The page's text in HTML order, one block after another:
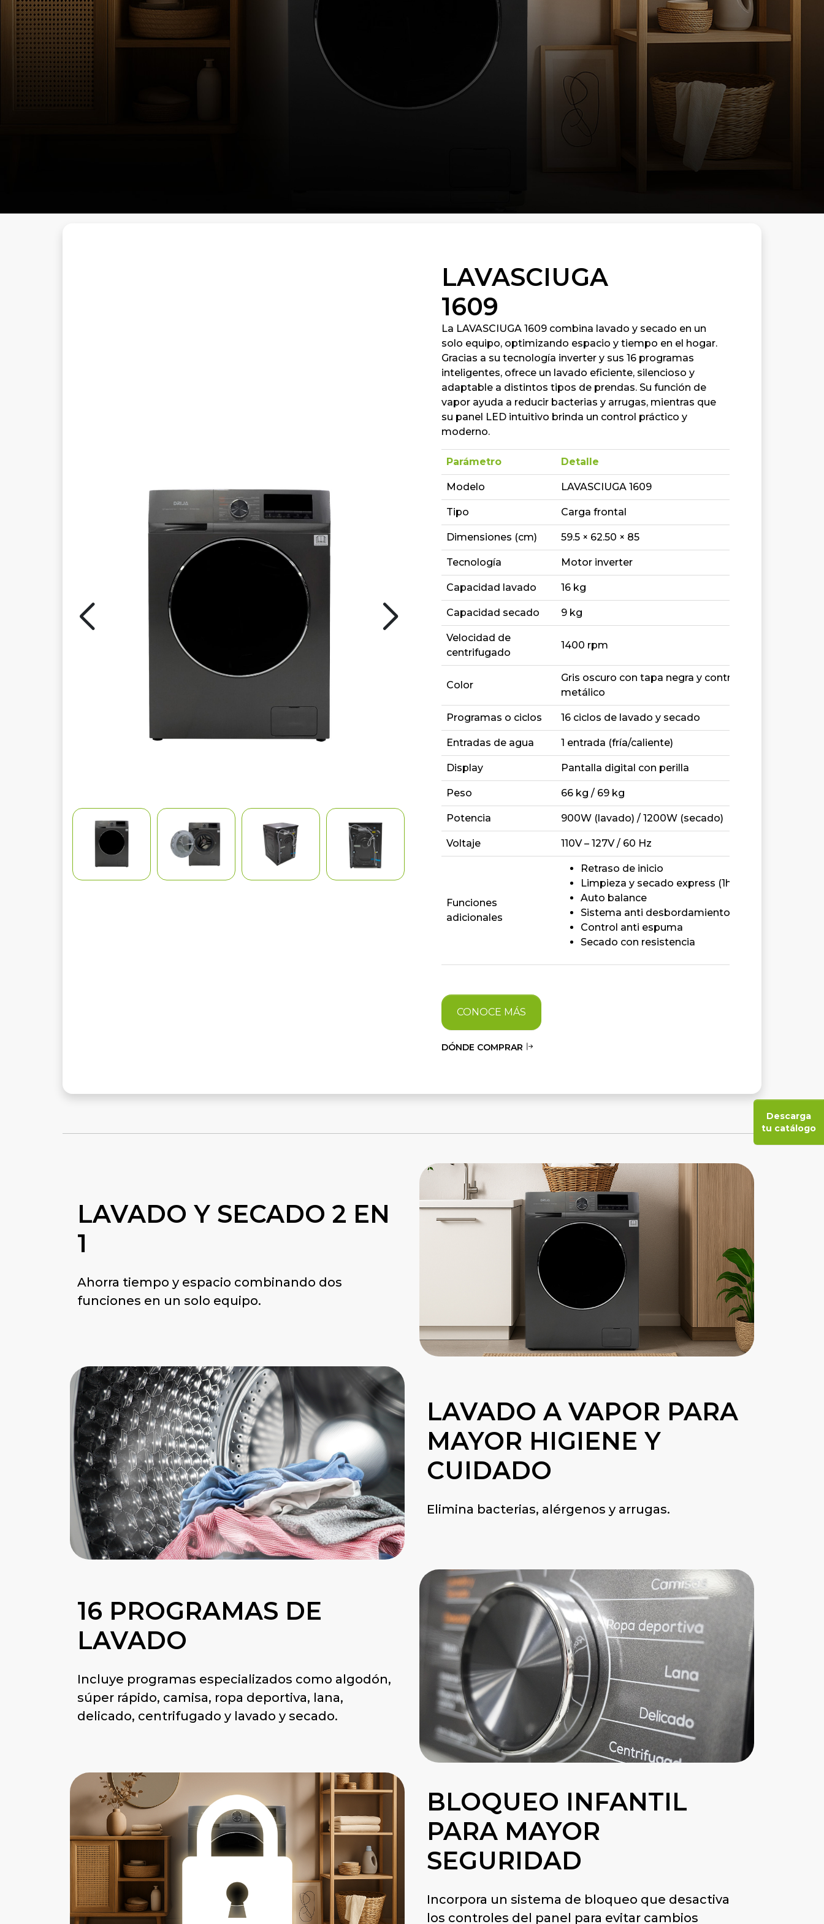
Descarga
tu catálogo
LAVASCIUGA
1609
La LAVASCIUGA 1609 combina lavado y secado en un
solo equipo, optimizando espacio y tiempo en el hogar.
Gracias a su tecnología inverter y sus 16 programas
inteligentes, ofrece un lavado eficiente, silencioso y
adaptable a distintos tipos de prendas. Su función de
vapor ayuda a reducir bacterias y arrugas, mientras que
su panel LED intuitivo brinda un control práctico y
moderno.
Parámetro Detalle
Modelo LAVASCIUGA 1609
Tipo Carga frontal
Dimensiones (cm) 59.5 × 62.50 × 85
Tecnología Motor inverter
Capacidad lavado 16 kg
Capacidad secado 9 kg
Velocidad de
centrifugado
1400 rpm
Color
Gris oscuro con tapa negra y control
metálico
Programas o ciclos 16 ciclos de lavado y secado
Entradas de agua 1 entrada (fría/caliente)
Display Pantalla digital con perilla
Peso 66 kg / 69 kg
Potencia 900W (lavado) / 1200W (secado)
Voltaje 110V – 127V / 60 Hz
Funciones
adicionales
Retraso de inicio
Limpieza y secado express (1hr)
Auto balance
Sistema anti desbordamiento
Control anti espuma
Secado con resistencia
CONOCE MÁS
DÓNDE COMPRAR
LAVADO Y SECADO 2 EN
1
Ahorra tiempo y espacio combinando dos
funciones en un solo equipo.
LAVADO A VAPOR PARA
MAYOR HIGIENE Y
CUIDADO
Elimina bacterias, alérgenos y arrugas.
16 PROGRAMAS DE
LAVADO
Incluye programas especializados como algodón,
súper rápido, camisa, ropa deportiva, lana,
delicado, centrifugado y lavado y secado.
BLOQUEO INFANTIL
PARA MAYOR
SEGURIDAD
Incorpora un sistema de bloqueo que desactiva
los controles del panel para evitar cambios